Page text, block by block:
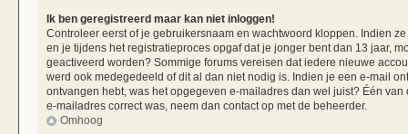
Ik ben geregistreerd maar kan niet inloggen!
Controleer eerst of je gebruikersnaam en wachtwoord kloppen. Indien
en je tijdens het registratieproces opgaf dat je jonger bent dan 13 jaar,
geactiveerd worden? Sommige forums vereisen dat iedere nieuwe
werd ook medegedeeld of dit al dan niet nodig is. Indien je een e-mail
ontvangen hebt, was het opgegeven e-mailadres dan wel juist? Één
e-mailadres correct was, neem dan contact op met de beheerder.
Omhoog